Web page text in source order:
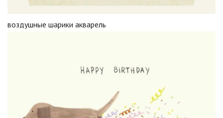
воздушные шарики акварель